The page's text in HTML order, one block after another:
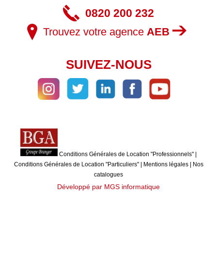
0820 200 232
Trouvez votre agence AEB
SUIVEZ-NOUS
Conditions Générales de Location "Professionnels" |
Conditions Générales de Location "Particuliers"| Mentions légales| Nos
catalogues
Développé par MGS informatique